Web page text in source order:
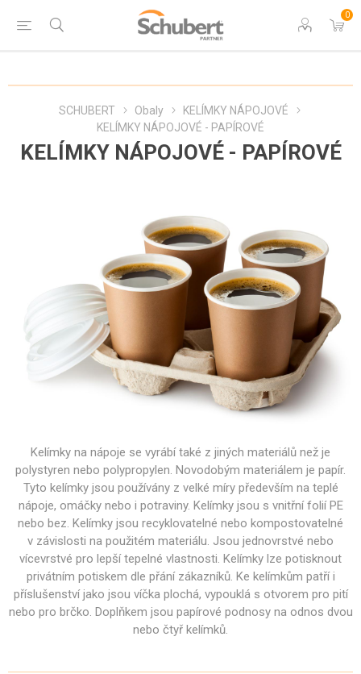
0
SCHUBERT Obaly
KELÍMKY NÁPOJOVÉ
KELÍMKY NÁPOJOVÉ - PAPÍROVÉ
KELÍMKY NÁPOJOVÉ - PAPÍROVÉ
Kelímky na nápoje se vyrábí také z jiných materiálů než je
polystyren nebo polypropylen. Novodobým materiálem je papír.
Tyto kelímky jsou používány z velké míry především na teplé
nápoje, omáčky nebo i potraviny. Kelímky jsou s vnitřní folií PE
nebo bez. Kelímky jsou recyklovatelné nebo kompostovatelné
v závislosti na použitém materiálu. Jsou jednovrstvé nebo
vícevrstvé pro lepší tepelné vlastnosti. Kelímky lze potisknout
privátním potiskem dle přání zákazníků. Ke kelímkům patří i
příslušenství jako jsou víčka plochá, vypouklá s otvorem pro pití
nebo pro brčko. Doplňkem jsou papírové podnosy na odnos dvou
nebo čtyř kelímků.